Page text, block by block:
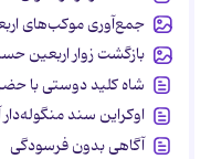
جمع‌آوری موکب‌های
بازگشت زوار اربعین
شاه کلید دوستی با
اوکراین سند منگوله‌دار
آگاهی بدون فرسودگی